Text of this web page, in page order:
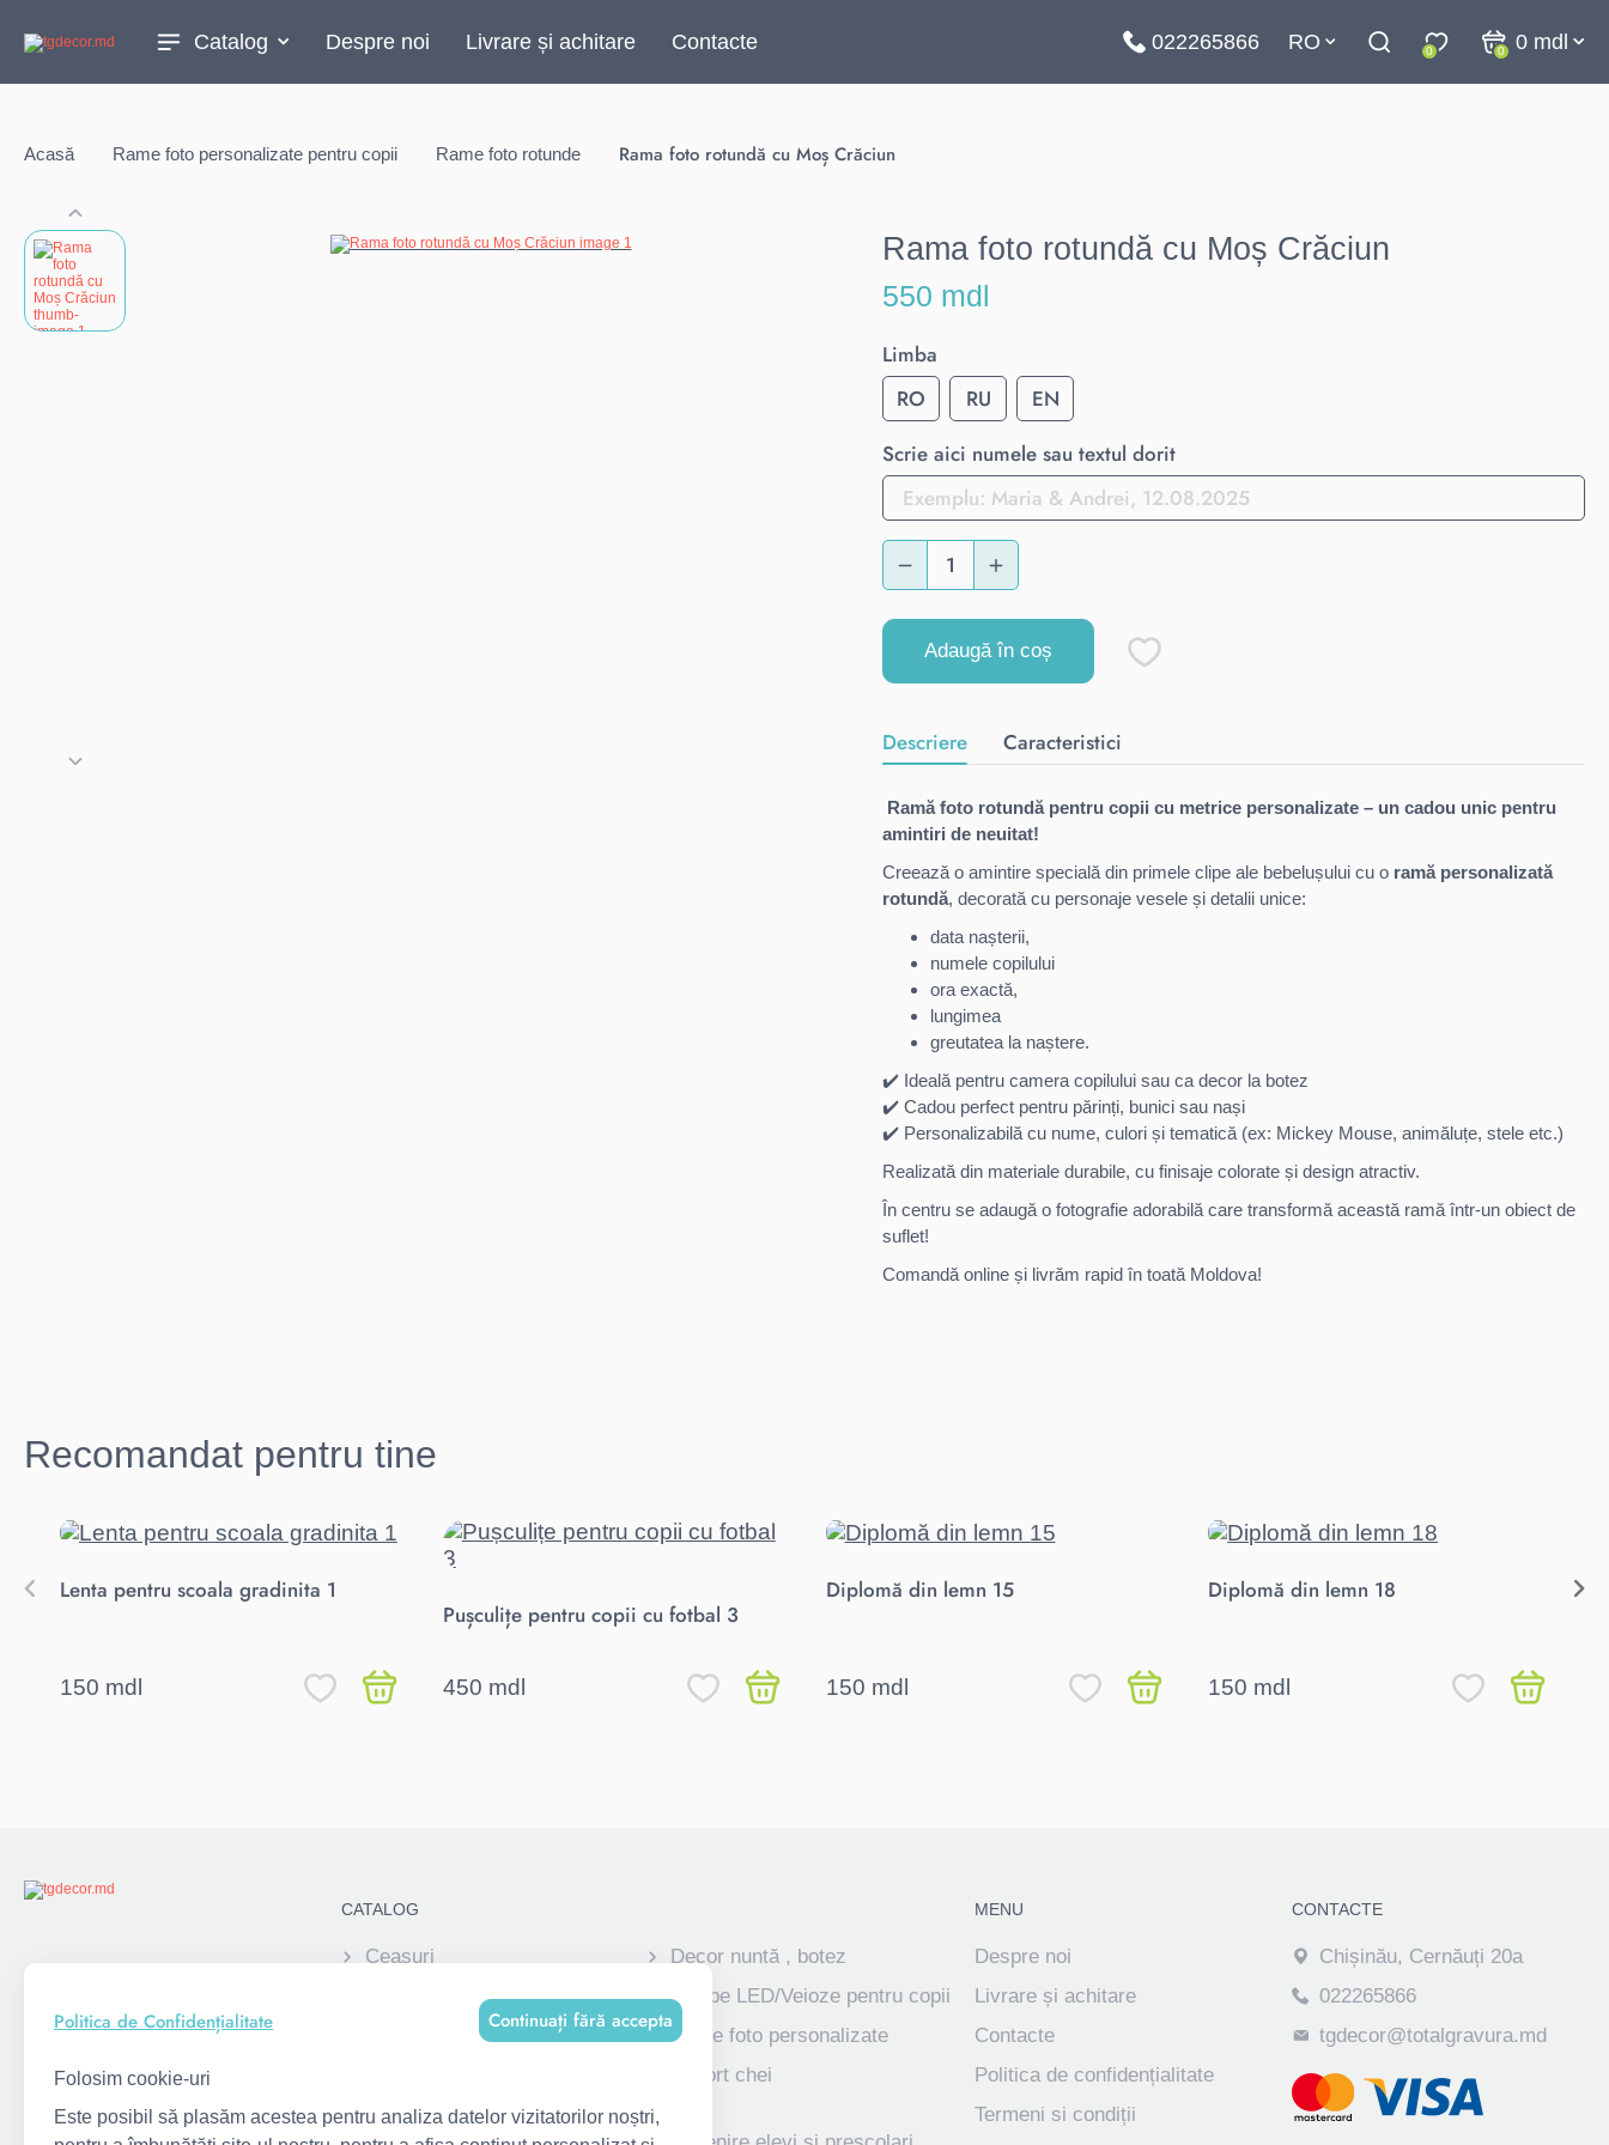
Catalog Despre noi Livrare și achitare Contacte 022265866 RO 0 0 0 mdl
Acasă Rame foto personalizate pentru copii Rame foto rotunde Rama foto rotundă cu Moș Crăciun
Rama foto rotundă cu Moș Crăciun
550 mdl
Limba
RO
RU
EN
Scrie aici numele sau textul dorit
Adaugă în coș
Descriere Caracteristici
Ramă foto rotundă pentru copii cu metrice personalizate – un cadou unic pentru
amintiri de neuitat!
Creează o amintire specială din primele clipe ale bebelușului cu o ramă personalizată
rotundă, decorată cu personaje vesele și detalii unice:
data nașterii,
numele copilului
ora exactă,
lungimea
greutatea la naștere.
✔️ Ideală pentru camera copilului sau ca decor la botez
✔️ Cadou perfect pentru părinți, bunici sau nași
✔️ Personalizabilă cu nume, culori și tematică (ex: Mickey Mouse, animăluțe, stele etc.)
Realizată din materiale durabile, cu finisaje colorate și design atractiv.
În centru se adaugă o fotografie adorabilă care transformă această ramă într-un obiect de
suflet!
Comandă online și livrăm rapid în toată Moldova!
Recomandat pentru tine
Lenta pentru scoala gradinita 1
150 mdl
Pușculițe pentru copii cu fotbal 3
450 mdl
Diplomă din lemn 15
150 mdl
Diplomă din lemn 18
150 mdl
CATALOG
Ceasuri
Decor nuntă , botez
Elemente decorative
Lampe LED/Veioze pentru copii
Rame foto personalizate
Suport chei
MENU
Despre noi
Livrare și achitare
Contacte
Politica de confidențialitate
Termeni si condiții
CONTACTE
Chișinău, Cernăuți 20a
022265866
tgdecor@totalgravura.md
Politica de Confidențialitate Continuați fără accepta
Folosim cookie-uri
Este posibil să plasăm acestea pentru analiza datelor vizitatorilor noștri,